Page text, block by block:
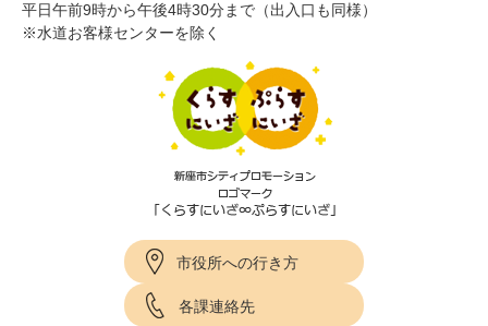
平日午前9時から午後4時30分まで（出入口も同様）
※水道お客様センターを除く
市役所への行き方
各課連絡先